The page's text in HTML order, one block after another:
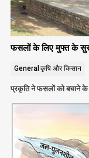
फसलों के लिए मुफ्त के
General कृषि और किसान
प्रकृति ने फसलों को बचाने के